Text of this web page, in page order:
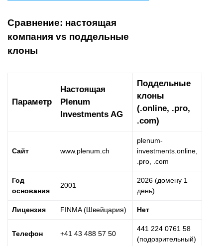
Сравнение: настоящая
компания vs поддельные
клоны
Параметр
Настоящая
Plenum
Investments AG
Поддельные
клоны
(.online, .pro,
.com)
Сайт www.plenum.ch
plenum-
investments.online,
.pro, .com
Год
основания
2001
2026 (домену 1
день)
Лицензия FINMA (Швейцария) Нет
Телефон +41 43 488 57 50
441 224 0761 58
(подозрительный)